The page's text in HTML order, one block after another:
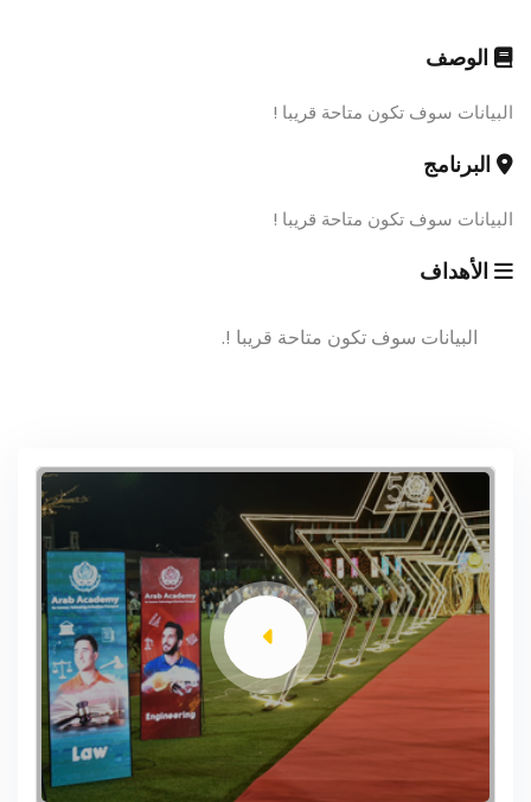
الوصف
البيانات سوف تكون متاحة قريبا !
البرنامج
البيانات سوف تكون متاحة قريبا !
الأهداف
البيانات سوف تكون متاحة قريبا !.